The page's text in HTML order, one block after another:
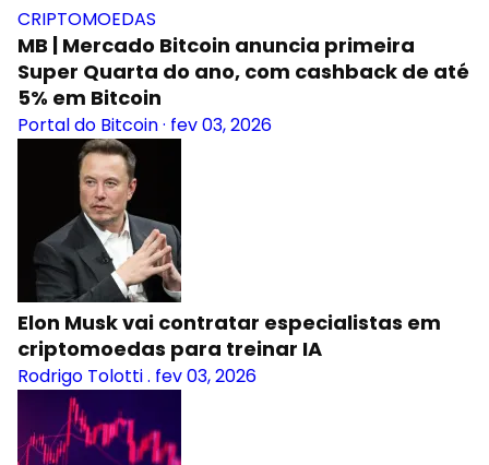
CRIPTOMOEDAS
MB | Mercado Bitcoin anuncia primeira
Super Quarta do ano, com cashback de até
5% em Bitcoin
Portal do Bitcoin· fev 03, 2026
Elon Musk vai contratar especialistas em
criptomoedas para treinar IA
Rodrigo Tolotti. fev 03, 2026